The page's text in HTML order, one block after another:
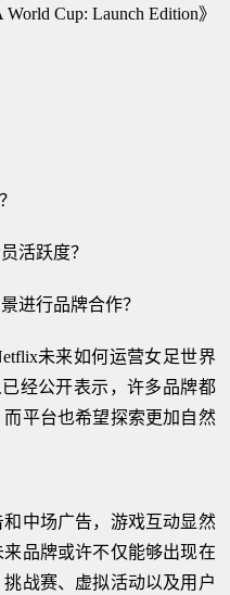
Cup: Launch Edition》
活跃度？
进行品牌合作？
未来如何运营女足世界
经公开表示，许多品牌都
平台也希望探索更加自然
中场广告，游戏互动显然
品牌或许不仅能够出现在
战赛、虚拟活动以及用户